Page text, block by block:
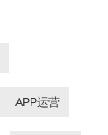
APP运营